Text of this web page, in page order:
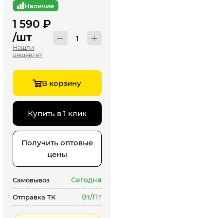
Наличие
1 590 ₽
/шт
Нашли
дешевле?
В корзину
Купить в 1 клик
Получить оптовые
цены
Самовывоз Сегодня
Отправка ТК Вт/Пт